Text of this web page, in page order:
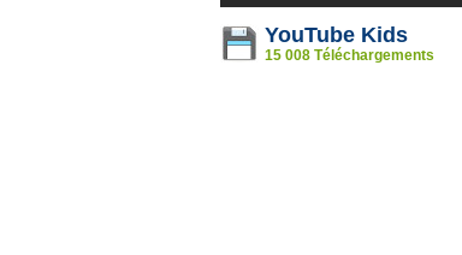
YouTube Kids
15 008 Téléchargements